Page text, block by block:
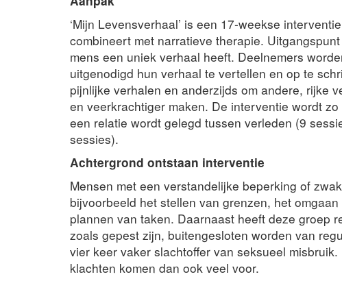
‘Mijn Levensverhaal’ is een 17-weekse
combineert met narratieve therapie.
mens een uniek verhaal heeft. Deelnemers
uitgenodigd hun verhaal te vertellen en op te
pijnlijke verhalen en anderzijds om andere, rijke
en veerkrachtiger maken. De interventie wordt
een relatie wordt gelegd tussen verleden (9
sessies).
Achtergrond ontstaan interventie
Mensen met een verstandelijke beperking of
bijvoorbeeld het stellen van grenzen, het
plannen van taken. Daarnaast heeft deze groep
zoals gepest zijn, buitengesloten worden van
vier keer vaker slachtoffer van seksueel
klachten komen dan ook veel voor.